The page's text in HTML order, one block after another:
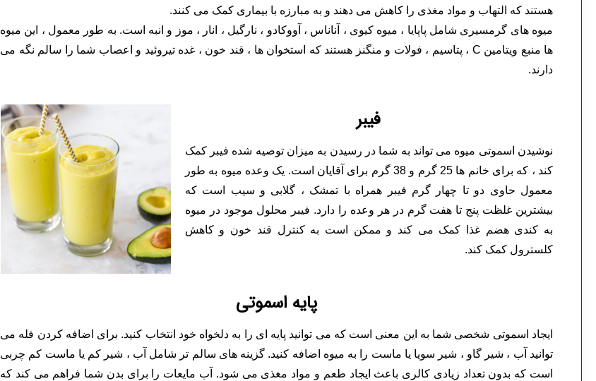
هستند که التهاب و مواد مغذی را کاهش می دهند و به مبارزه با بیماری کمک می کنند.
میوه های گرمسیری شامل پاپایا ، میوه کیوی ، آناناس ، آووکادو ، نارگیل ، انار ، موز و انبه است. به طور معمول ، این میوه
ها منبع ویتامین C ، پتاسیم ، فولات و منگنز هستند که استخوان ها ، قند خون ، غده تیروئید و اعصاب شما را سالم نگه می
دارند.
فیبر
نوشیدن اسموتی میوه می تواند به شما در رسیدن به میزان توصیه شده فیبر کمک
کند ، که برای خانم ها 25 گرم و 38 گرم برای آقایان است. یک وعده میوه به طور
معمول حاوی دو تا چهار گرم فیبر همراه با تمشک ، گلابی و سیب است که
بیشترین غلظت پنج تا هفت گرم در هر وعده را دارد. فیبر محلول موجود در میوه
به کندی هضم غذا کمک می کند و ممکن است به کنترل قند خون و کاهش
کلسترول کمک کند.
پایه اسموتی
ایجاد اسموتی شخصی شما به این معنی است که می توانید پایه ای را به دلخواه خود انتخاب کنید. برای اضافه کردن فله می
توانید آب ، شیر گاو ، شیر سویا یا ماست را به میوه اضافه کنید. گزینه های سالم تر شامل آب ، شیر کم یا ماست کم چربی
است که بدون تعداد زیادی کالری باعث ایجاد طعم و مواد مغذی می شود. آب مایعات را برای بدن شما فراهم می کند که